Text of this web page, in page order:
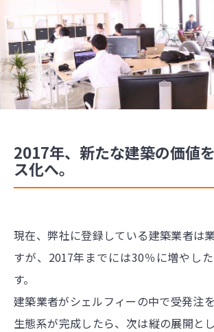
2017年、新たな建築の価値
ス化へ。
現在、弊社に登録している建築業者は
すが、2017年までには30％に増やし
す。
建築業者がシェルフィーの中で受発注
生態系が完成したら、次は縦の展開と